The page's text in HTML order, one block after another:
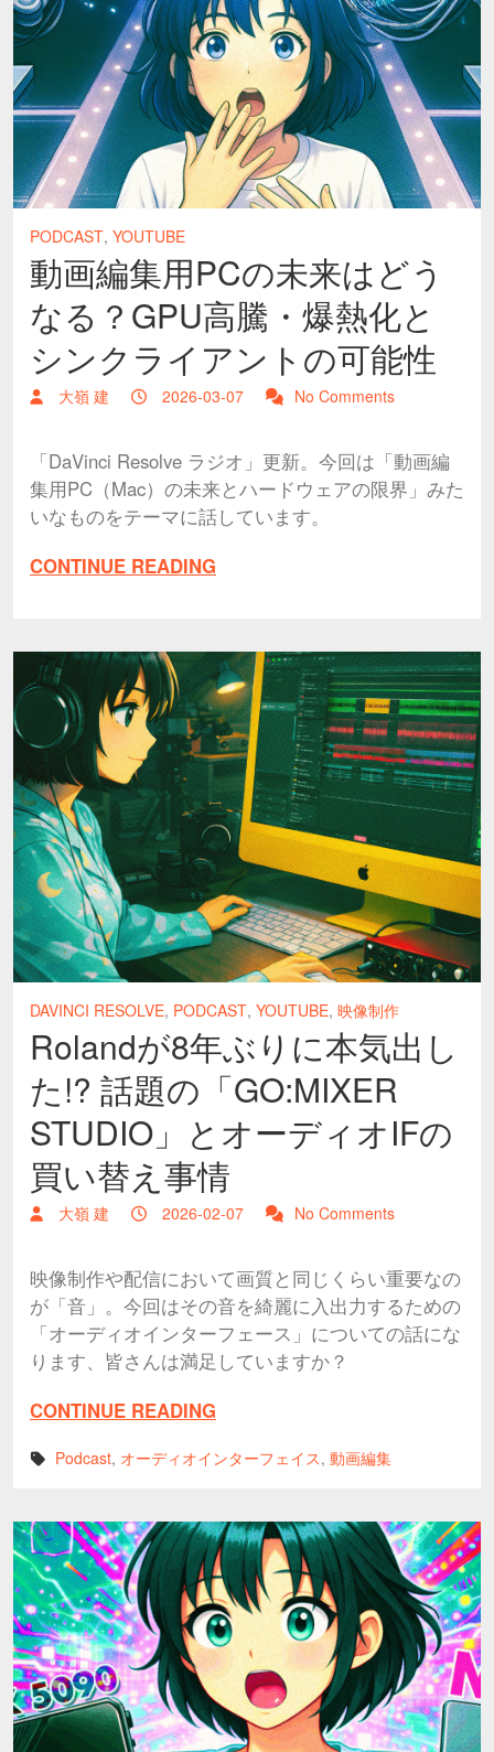
PODCAST, YOUTUBE
動画編集用PCの未来はどう
なる？GPU高騰・爆熱化と
シンクライアントの可能性
大嶺 建 2026-03-07 No Comments
「DaVinci Resolve ラジオ」更新。今回は「動画編
集用PC（Mac）の未来とハードウェアの限界」みた
いなものをテーマに話しています。
CONTINUE READING
DAVINCI RESOLVE, PODCAST, YOUTUBE, 映像制作
Rolandが8年ぶりに本気出し
た!? 話題の「GO:MIXER
STUDIO」とオーディオIFの
買い替え事情
大嶺 建 2026-02-07 No Comments
映像制作や配信において画質と同じくらい重要なの
が「音」。今回はその音を綺麗に入出力するための
「オーディオインターフェース」についての話にな
ります、皆さんは満足していますか？
CONTINUE READING
Podcast, オーディオインターフェイス, 動画編集